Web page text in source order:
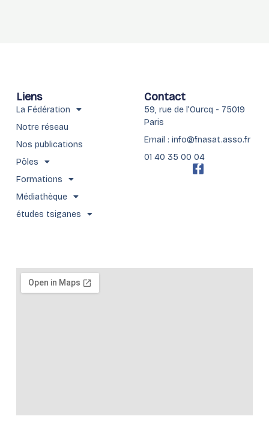
Liens
La Fédération
Notre réseau
Nos publications
Pôles
Formations
Médiathèque
études tsiganes
Contact
59, rue de l'Ourcq - 75019
Paris
Email : info@fnasat.asso.fr
01 40 35 00 04
F
f